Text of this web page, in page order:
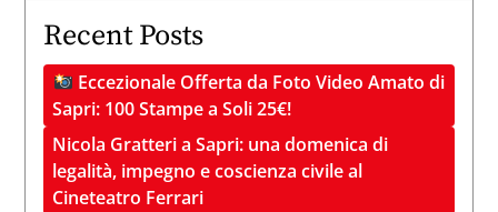
Recent Posts
Eccezionale Offerta da Foto Video Amato di
Sapri: 100 Stampe a Soli 25€!
Nicola Gratteri a Sapri: una domenica di
legalità, impegno e coscienza civile al
Cineteatro Ferrari